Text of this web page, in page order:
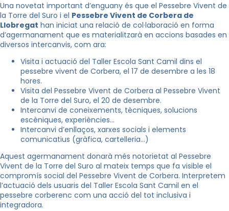
Una novetat important d’enguany és que el Pessebre Vivent de
la Torre del Suro i el Pessebre Vivent de Corbera de
Llobregat han iniciat una relació de col·laboració en forma
d’agermanament que es materialitzarà en accions basades en
diversos intercanvis, com ara:
Visita i actuació del Taller Escola Sant Camil dins el
pessebre vivent de Corbera, el 17 de desembre a les 18
hores.
Visita del Pessebre Vivent de Corbera al Pessebre Vivent
de la Torre del Suro, el 20 de desembre.
Intercanvi de coneixements, tècniques, solucions
escèniques, experiències…
Intercanvi d’enllaços, xarxes socials i elements
comunicatius (gràfica, cartelleria…)
Aquest agermanament donarà més notorietat al Pessebre
Vivent de la Torre del Suro al mateix temps que fa visible el
compromís social del Pessebre Vivent de Corbera. Interpretem
l’actuació dels usuaris del Taller Escola Sant Camil en el
pessebre corberenc com una acció del tot inclusiva i
integradora.